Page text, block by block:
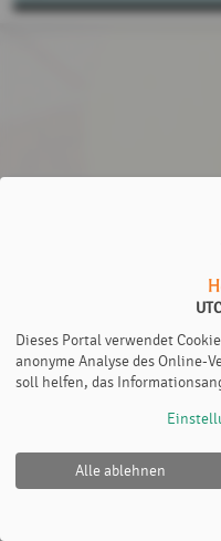
UTC Hollabrunn |
Dieses Portal verwendet
anonyme Analyse des Online-
soll helfen, das
Alle ablehnen